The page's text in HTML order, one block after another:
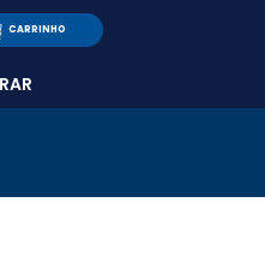
CARRINHO